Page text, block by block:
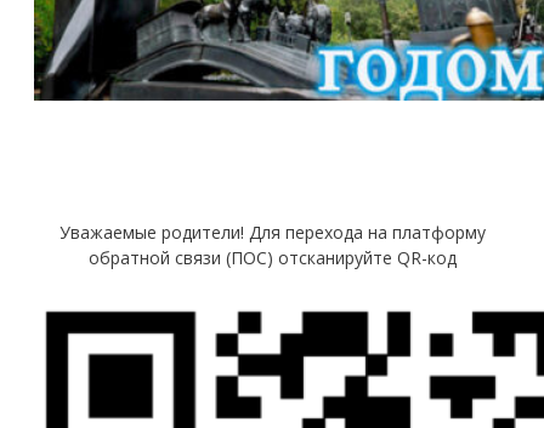
Уважаемые родители! Для перехода на платформу
обратной связи (ПОС) отсканируйте QR-код